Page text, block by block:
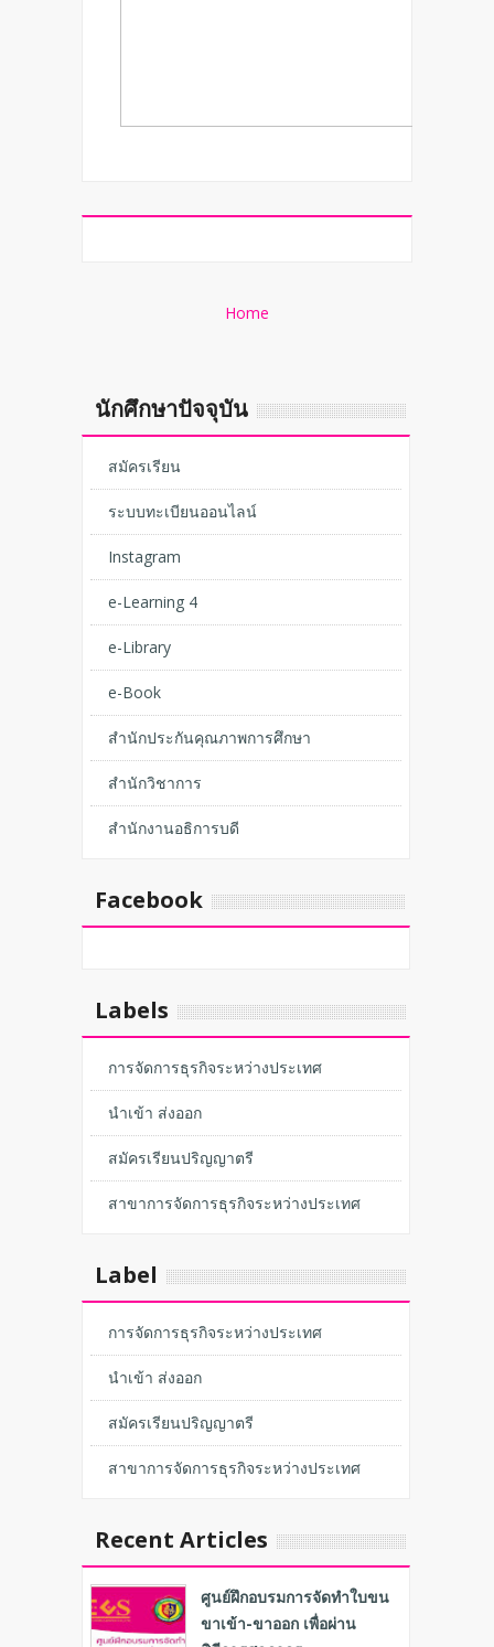
Home
นักศึกษาปัจจุบัน
สมัครเรียน
ระบบทะเบียนออนไลน์
Instagram
e-Learning 4
e-Library
e-Book
สำนักประกันคุณภาพการศึกษา
สำนักวิชาการ
สำนักงานอธิการบดี
Facebook
Labels
การจัดการธุรกิจระหว่างประเทศ
นำเข้า ส่งออก
สมัครเรียนปริญญาตรี
สาขาการจัดการธุรกิจระหว่างประเทศ
Label
การจัดการธุรกิจระหว่างประเทศ
นำเข้า ส่งออก
สมัครเรียนปริญญาตรี
สาขาการจัดการธุรกิจระหว่างประเทศ
Recent Articles
ศูนย์ฝึกอบรมการจัดทำใบขน
ขาเข้า-ขาออก เพื่อผ่าน